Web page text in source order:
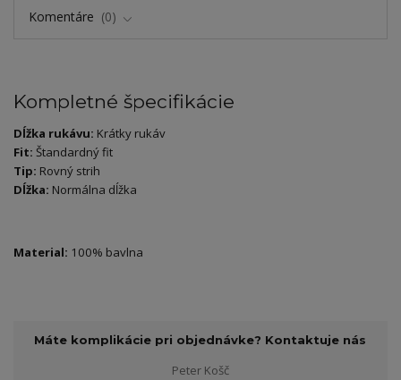
Komentáre
0
Kompletné špecifikácie
Dĺžka rukávu: Krátky rukáv
Fit: Štandardný fit
Tip: Rovný strih
Dĺžka: Normálna dĺžka
Material: 100% bavlna
Máte komplikácie pri objednávke? Kontaktuje nás
Peter Košč